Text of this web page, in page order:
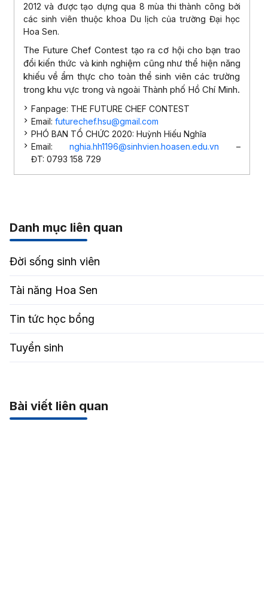
2012 và được tạo dựng qua 8 mùa thi thành công bởi
các sinh viên thuộc khoa Du lịch của trường Đại học
Hoa Sen.
The Future Chef Contest tạo ra cơ hội cho bạn trao
đổi kiến thức và kinh nghiệm cũng như thể hiện năng
khiếu về ẩm thực cho toàn thể sinh viên các trường
trong khu vực trong và ngoài Thành phố Hồ Chí Minh.
Fanpage: THE FUTURE CHEF CONTEST
Email: futurechef.hsu@gmail.com
PHÓ BAN TỔ CHỨC 2020: Huỳnh Hiếu Nghĩa
Email: nghia.hh1196@sinhvien.hoasen.edu.vn –
ĐT: 0793 158 729
Danh mục liên quan
Đời sống sinh viên
Tài năng Hoa Sen
Tin tức học bổng
Tuyển sinh
Bài viết liên quan